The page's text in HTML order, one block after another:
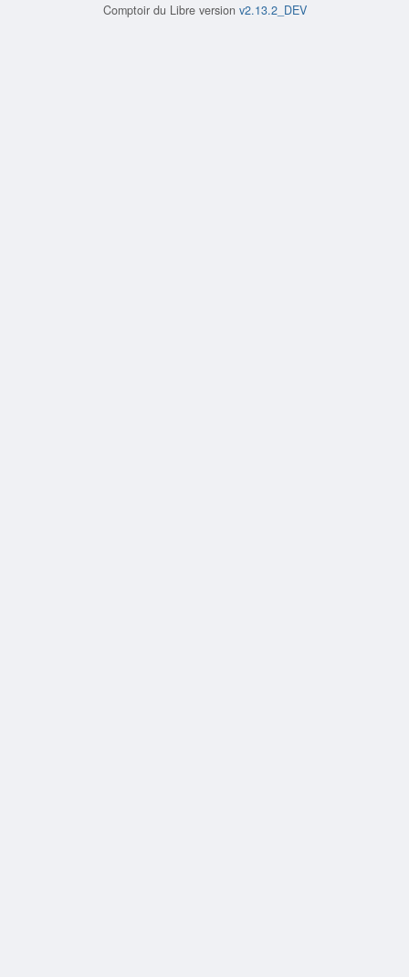
Comptoir du Libre version v2.13.2_DEV